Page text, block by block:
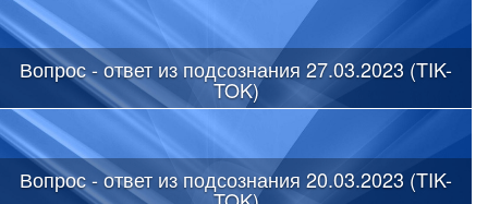
Вопрос - ответ из подсознания 27.03.2023 (TIK-
TOK)
Вопрос - ответ из подсознания 20.03.2023 (TIK-